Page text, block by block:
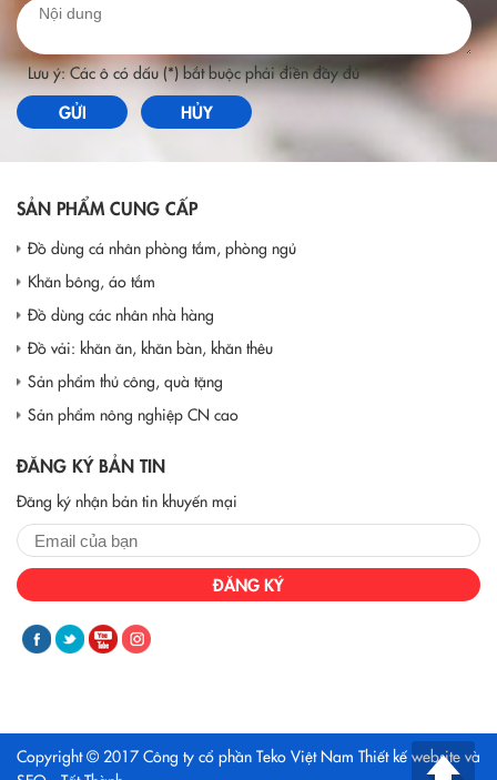
Lưu ý: Các ô có dấu (*) bắt buộc phải điền đầy đủ
GỬI HỦY
SẢN PHẨM CUNG CẤP
Đồ dùng cá nhân phòng tắm, phòng ngủ
Khăn bông, áo tắm
Đồ dùng các nhân nhà hàng
Đồ vải: khăn ăn, khăn bàn, khăn thêu
Sản phẩm thủ công, quà tặng
Sản phẩm nông nghiệp CN cao
ĐĂNG KÝ BẢN TIN
Đăng ký nhận bản tin khuyến mại
ĐĂNG KÝ
Copyright © 2017 Công ty cổ phần Teko Việt Nam Thiết kế website và